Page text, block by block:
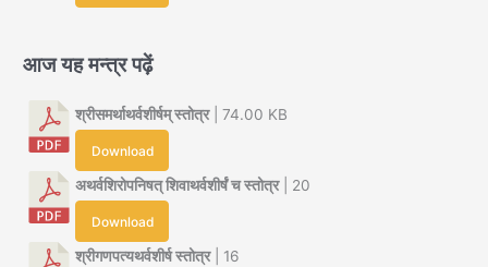
आज यह मन्त्र पढ़ें
श्रीसमर्थाथर्वशीर्षम् स्तोत्र| 74.00 KB
Download
अथर्वशिरोपनिषत् शिवाथर्वशीर्षं च स्तोत्र| 20
Download
श्रीगणपत्यथर्वशीर्ष स्तोत्र| 16